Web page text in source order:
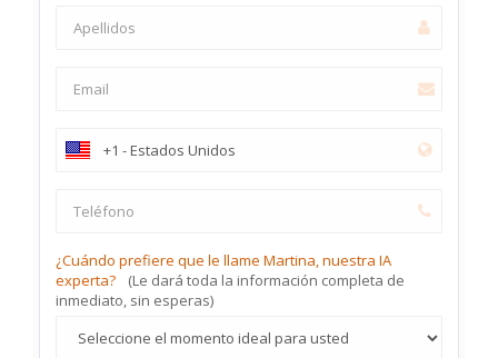
¿Cuándo prefiere que le llame Martina, nuestra IA
experta?
(Le dará toda la información completa de
inmediato, sin esperas)